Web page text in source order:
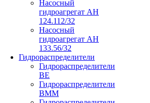
Насосный
гидроагрегат АН
124.112/32
Насосный
гидроагрегат АН
133.56/32
Гидрораспределители
Гидрораспределители
ВЕ
Гидрораспределители
ВММ